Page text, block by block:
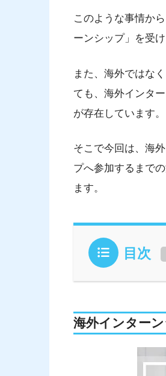
このような事情か
ーンシップ」を受
また、海外ではな
ても、海外インタ
が存在しています。
そこで今回は、海
プへ参加するまで
ます。
目次
海外インター